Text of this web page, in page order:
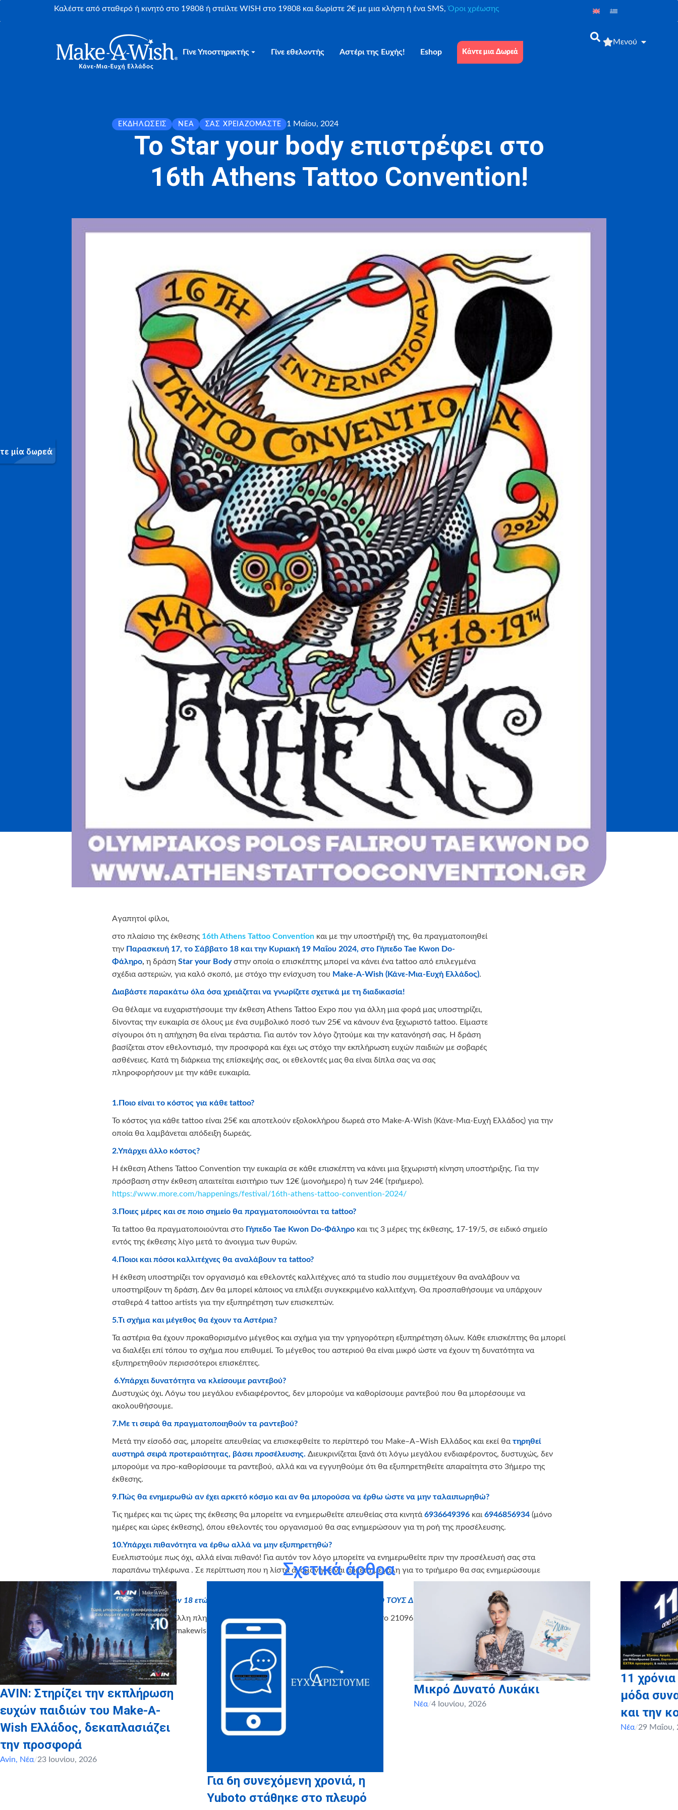
Καλέστε από σταθερό ή κινητό στο 19808 ή στείλτε WISH στο 19808 και δωρίστε 2€ με μια κλήση ή ένα SMS,Όροι χρέωσης
Γίνε Υποστηρικτής Γίνε εθελοντής Αστέρι της Ευχής! Eshop Κάντε μια Δωρεά
Μενού
ΕΚΔΗΛΏΣΕΙΣ ΝΈΑ ΣΑΣ ΧΡΕΙΑΖΌΜΑΣΤΕ 1 Μαΐου, 2024
Το Star your body επιστρέφει στο
16th Athens Tattoo Convention!
Aγαπητοί φίλοι,
στο πλαίσιο της έκθεσης 16th Athens Tattoo Convention και με την υποστήριξή της, θα πραγματοποιηθεί
την Παρασκευή 17, το Σάββατο 18 και την Κυριακή 19 Μαΐου 2024, στο Γήπεδο Tae Kwon Do-
Φάληρο, η δράση Star your Bodyστην οποία ο επισκέπτης μπορεί να κάνει ένα tattoo από επιλεγμένα
σχέδια αστεριών, για καλό σκοπό, με στόχο την ενίσχυση του Make-A-Wish (Κάνε-Μια-Ευχή Ελλάδος).
Διαβάστε παρακάτω όλα όσα χρειάζεται να γνωρίζετε σχετικά με τη διαδικασία!
Θα θέλαμε να ευχαριστήσουμε την έκθεση Athens Tattoo Εxpo που για άλλη μια φορά μας υποστηρίζει,
δίνοντας την ευκαιρία σε όλους με ένα συμβολικό ποσό των 25€ να κάνουν ένα ξεχωριστό tattoo. Είμαστε
σίγουροι ότι η απήχηση θα είναι τεράστια. Για αυτόν τον λόγο ζητούμε και την κατανόησή σας. Η δράση
βασίζεται στον εθελοντισμό, την προσφορά και έχει ως στόχο την εκπλήρωση ευχών παιδιών με σοβαρές
ασθένειες. Κατά τη διάρκεια της επίσκεψής σας, οι εθελοντές μας θα είναι δίπλα σας να σας
πληροφορήσουν με την κάθε ευκαιρία.
1.Ποιο είναι το κόστος για κάθε tattoo?
Το κόστος για κάθε tattoo είναι 25€ και αποτελούν εξολοκλήρου δωρεά στο Make-A-Wish (Κάνε-Μια-Ευχή Ελλάδος) για την
οποία θα λαμβάνεται απόδειξη δωρεάς.
2.Υπάρχει άλλο κόστος?
Η έκθεση Athens Tattoo Convention την ευκαιρία σε κάθε επισκέπτη να κάνει μια ξεχωριστή κίνηση υποστήριξης. Για την
πρόσβαση στην έκθεση απαιτείται εισιτήριο των 12€ (μονοήμερο) ή των 24€ (τριήμερο).
https://www.more.com/happenings/festival/16th-athens-tattoo-convention-2024/
3.Ποιες μέρες και σε ποιο σημείο θα πραγματοποιούνται τα tattoo?
Τα tattoo θα πραγματοποιούνται στο Γήπεδο Tae Kwon Do-Φάληρο και τις 3 μέρες της έκθεσης, 17-19/5, σε ειδικό σημείο
εντός της έκθεσης λίγο μετά το άνοιγμα των θυρών.
4.Ποιοι και πόσοι καλλιτέχνες θα αναλάβουν τα tattoo?
Η έκθεση υποστηρίζει τον οργανισμό και εθελοντές καλλιτέχνες από τα studio που συμμετέχουν θα αναλάβουν να
υποστηρίξουν τη δράση. Δεν θα μπορεί κάποιος να επιλέξει συγκεκριμένο καλλιτέχνη. Θα προσπαθήσουμε να υπάρχουν
σταθερά 4 tattoo artists για την εξυπηρέτηση των επισκεπτών.
5.Τι σχήμα και μέγεθος θα έχουν τα Αστέρια?
Τα αστέρια θα έχουν προκαθορισμένο μέγεθος και σχήμα για την γρηγορότερη εξυπηρέτηση όλων. Κάθε επισκέπτης θα μπορεί
να διαλέξει επί τόπου το σχήμα που επιθυμεί. Το μέγεθος του αστεριού θα είναι μικρό ώστε να έχουν τη δυνατότητα να
εξυπηρετηθούν περισσότεροι επισκέπτες.
6.Υπάρχει δυνατότητα να κλείσουμε ραντεβού?
Δυστυχώς όχι. Λόγω του μεγάλου ενδιαφέροντος, δεν μπορούμε να καθορίσουμε ραντεβού που θα μπορέσουμε να
ακολουθήσουμε.
7.Με τι σειρά θα πραγματοποιηθούν τα ραντεβού?
Μετά την είσοδό σας, μπορείτε απευθείας να επισκεφθείτε το περίπτερό του Make–A–Wish Ελλάδος και εκεί θα τηρηθεί
αυστηρά σειρά προτεραιότητας, βάσει προσέλευσης. Διευκρινίζεται ξανά ότι λόγω μεγάλου ενδιαφέροντος, δυστυχώς, δεν
μπορούμε να προ-καθορίσουμε τα ραντεβού, αλλά και να εγγυηθούμε ότι θα εξυπηρετηθείτε απαραίτητα στο 3ήμερο της
έκθεσης.
9.Πώς θα ενημερωθώ αν έχει αρκετό κόσμο και αν θα μπορούσα να έρθω ώστε να μην ταλαιπωρηθώ?
Tις ημέρες και τις ώρες της έκθεσης θα μπορείτε να ενημερωθείτε απευθείας στα κινητά 6936649396 και 6946856934 (μόνο
ημέρες και ώρες έκθεσης), όπου εθελοντές του οργανισμού θα σας ενημερώσoυν για τη ροή της προσέλευσης.
10.Υπάρχει πιθανότητα να έρθω αλλά να μην εξυπηρετηθώ?
Ευελπιστούμε πως όχι, αλλά είναι πιθανό! Για αυτόν τον λόγο μπορείτε να ενημερωθείτε πριν την προσέλευσή σας στα
παραπάνω τηλέφωνα . Σε περίπτωση που η λίστα αναμονής είναι αρκετά μεγάλη για το τριήμερο θα σας ενημερώσουμε
εγκαίρως.
Για παιδιά κάτω των 18 ετών θα πρέπει να υπάρχει υπεύθυνη δήλωση ΚΑΙ ΑΠΟ ΤΟΥΣ ΔΥΟ ΓΟΝΕΙΣ.
Για οποιαδήποτε άλλη πληροφορία μπορείτε να επικοινωνήσετε μαζί μας στο 2109637660 (εσωτ. 110)
και fundraising5@makewish.gr.
Σχετικά άρθρα
AVIN: Στηρίζει την εκπλήρωση
ευχών παιδιών του Make-A-
Wish Ελλάδος, δεκαπλασιάζει
την προσφορά
Avin, Νέα/23 Ιουνίου, 2026
Για 6η συνεχόμενη χρονιά, η
Yuboto στάθηκε στο πλευρό
Μικρό Δυνατό Λυκάκι
Νέα/4 Ιουνίου, 2026
11
μόδα
και την
Νέα/29 Μαΐου,